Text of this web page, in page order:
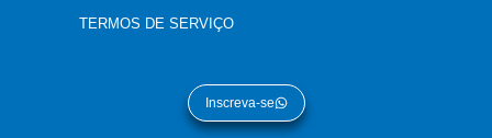
TERMOS DE SERVIÇO
Inscreva-se